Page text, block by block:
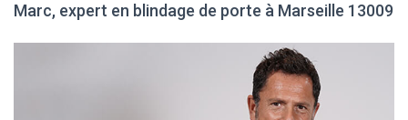
Marc, expert en blindage de porte à Marseille 13009